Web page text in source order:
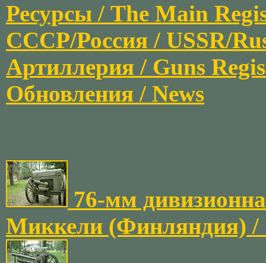
Ресурсы / The Main
СССР/Россия / USSR/
Артиллерия / Guns
Обновления / News
76-мм
Миккели (Финляндия) /